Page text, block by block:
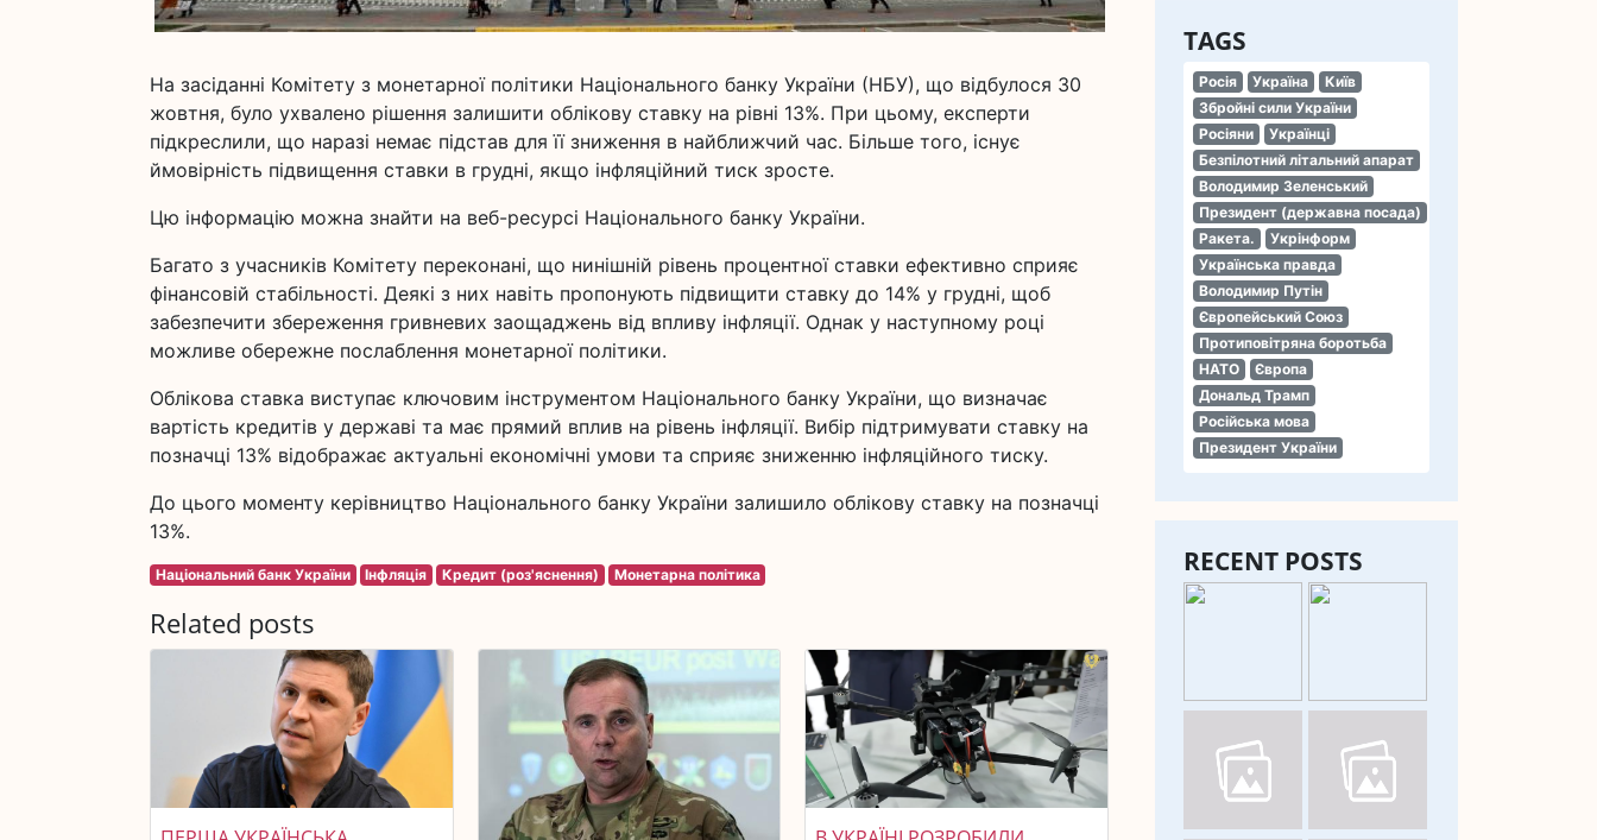
TAGS
Росія Україна
Київ
Збройні сили України
Росіяни
Українці
Безпілотний літальний апарат
Володимир Зеленський
Президент (державна посада)
Ракета.
Укрінформ
Українська правда
Володимир Путін
Європейський Союз
Протиповітряна боротьба
НАТО
Європа
Дональд Трамп
Російська мова
Президент України
RECENT POSTS
На засіданні Комітету з монетарної політики Національного банку України (НБУ), що відбулося 30
жовтня, було ухвалено рішення залишити облікову ставку на рівні 13%. При цьому, експерти
підкреслили, що наразі немає підстав для її зниження в найближчий час. Більше того, існує
ймовірність підвищення ставки в грудні, якщо інфляційний тиск зросте.
Цю інформацію можна знайти на веб-ресурсі Національного банку України.
Багато з учасників Комітету переконані, що нинішній рівень процентної ставки ефективно сприяє
фінансовій стабільності. Деякі з них навіть пропонують підвищити ставку до 14% у грудні, щоб
забезпечити збереження гривневих заощаджень від впливу інфляції. Однак у наступному році
можливе обережне послаблення монетарної політики.
Облікова ставка виступає ключовим інструментом Національного банку України, що визначає
вартість кредитів у державі та має прямий вплив на рівень інфляції. Вибір підтримувати ставку на
позначці 13% відображає актуальні економічні умови та сприяє зниженню інфляційного тиску.
До цього моменту керівництво Національного банку України залишило облікову ставку на позначці
13%.
Національний банк України Інфляція Кредит (роз'яснення) Монетарна політика
Related posts